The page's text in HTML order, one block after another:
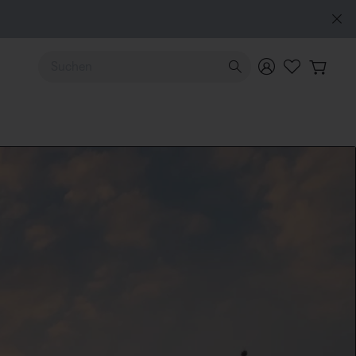
Verwende die Pfeiltasten nach oben und unten, um